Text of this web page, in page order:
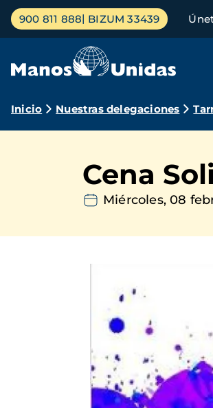
Pasar
contenido
Menú
principal
900 811 888 BIZUM 33439
Ruta
navegación
Inicio Nuestras delegaciones
Cena
Miércoles, 08